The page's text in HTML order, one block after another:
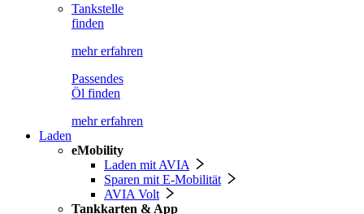
Tankstelle
finden
mehr erfahren
Passendes
Öl finden
mehr erfahren
Laden
eMobility
Laden mit AVIA
Sparen mit E-Mobilität
AVIA Volt
Tankkarten & App